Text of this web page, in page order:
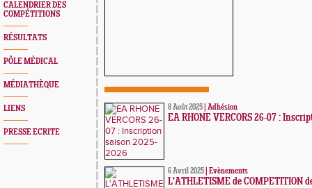
CALENDRIER DES
COMPÉTITIONS
RÉSULTATS
PÔLE MÉDICAL
MÉDIATHÈQUE
LIENS
PRESSE ECRITE
8 Août 2025 Adhésion
EA RHONE VERCORS 26-07 :
6 Avril 2025 Evènements
L'ATHLETISME de COMPETITION